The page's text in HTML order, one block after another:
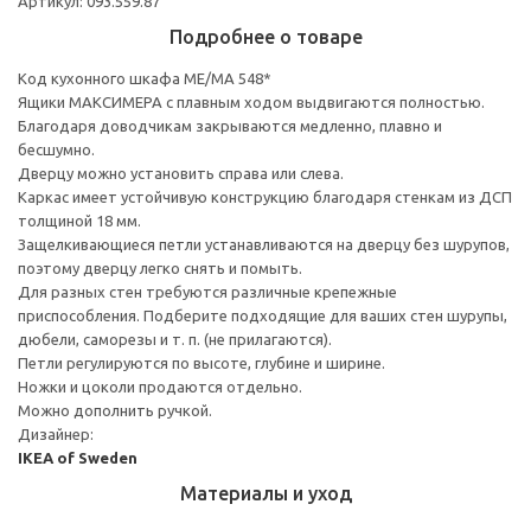
Подробнее о товаре
Код кухонного шкафа ME/MA 548*
Ящики МАКСИМЕРА с плавным ходом выдвигаются полностью.
Благодаря доводчикам закрываются медленно, плавно и
бесшумно.
Дверцу можно установить справа или слева.
Каркас имеет устойчивую конструкцию благодаря стенкам из ДСП
толщиной 18 мм.
Защелкивающиеся петли устанавливаются на дверцу без шурупов,
поэтому дверцу легко снять и помыть.
Для разных стен требуются различные крепежные
приспособления. Подберите подходящие для ваших стен шурупы,
дюбели, саморезы и т. п. (не прилагаются).
Петли регулируются по высоте, глубине и ширине.
Ножки и цоколи продаются отдельно.
Можно дополнить ручкой.
Дизайнер:
IKEA of Sweden
Материалы и уход